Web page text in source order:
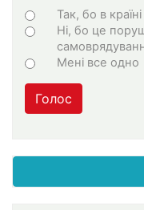
Choices
Так, бо в країні
Ні, бо це
Мені все одно
Голос